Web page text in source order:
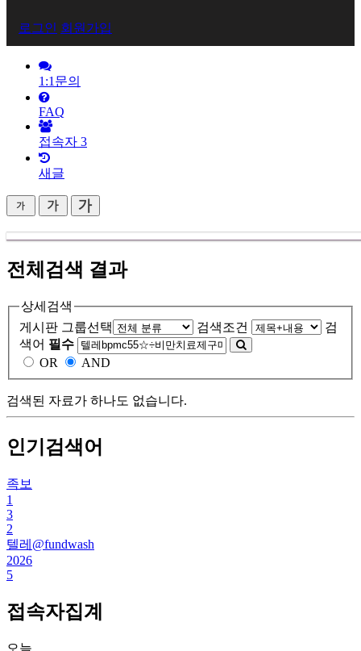
원
로
그
인
로그인 회원가입
1:1문의
FAQ
접속자 3
새글
전체검색 결과
상세검색
게시판 그룹선택
검색조건
검
색어 필수
OR
AND
검색된 자료가 하나도 없습니다.
인기검색어
족보
1
3
2
텔레@fundwash
2026
5
접속자집계
오늘